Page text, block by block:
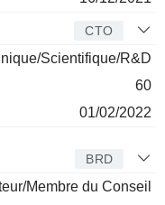
CTO
Scientifique/R&D
60
01/02/2022
BRD
Membre du Conseil